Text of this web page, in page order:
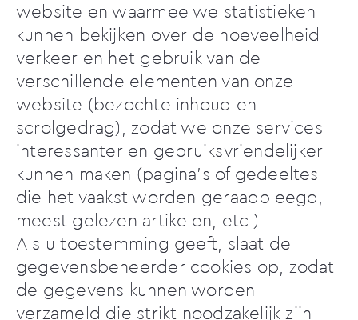
website en waarmee we statistieken
kunnen bekijken over de hoeveelheid
verkeer en het gebruik van de
verschillende elementen van onze
website (bezochte inhoud en
scrolgedrag), zodat we onze services
interessanter en gebruiksvriendelijker
kunnen maken (pagina's of gedeeltes
die het vaakst worden geraadpleegd,
meest gelezen artikelen, etc.).
Als u toestemming geeft, slaat de
gegevensbeheerder cookies op, zodat
de gegevens kunnen worden
verzameld die strikt noodzakelijk zijn